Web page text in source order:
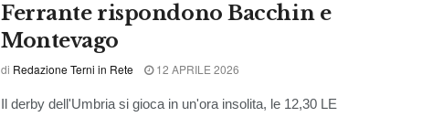
Ferrante rispondono Bacchin e
Montevago
di Redazione Terni in Rete 12 APRILE 2026
Il derby dell'Umbria si gioca in un'ora insolita, le 12,30 LE